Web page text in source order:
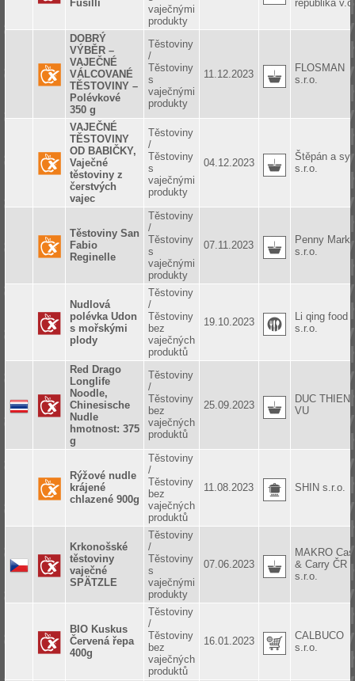
Fusilli
vaječnými
produkty
republika
DOBRÝ
VÝBĚR –
VAJEČNÉ
VÁLCOVANÉ
TĚSTOVINY –
Polévkové
350 g
Těstoviny
/
Těstoviny
s
vaječnými
produkty
11.12.2023
FLOSMAN
s.r.o.
VAJEČNÉ
TĚSTOVINY
OD BABIČKY,
Vaječné
těstoviny z
čerstvých
vajec
Těstoviny
/
Těstoviny
s
vaječnými
produkty
04.12.2023
Štěpán a syn
s.r.o.
Těstoviny San
Fabio
Reginelle
Těstoviny
/
Těstoviny
s
vaječnými
produkty
07.11.2023
Penny
s.r.o.
Nudlová
polévka Udon
s mořskými
plody
Těstoviny
/
Těstoviny
bez
vaječných
produktů
19.10.2023
Li qing food
s.r.o.
Red Drago
Longlife
Noodle,
Chinesische
Nudle
hmotnost: 375
g
Těstoviny
/
Těstoviny
bez
vaječných
produktů
25.09.2023
DUC THIEN
VU
Rýžové nudle
krájené
chlazené 900g
Těstoviny
/
Těstoviny
bez
vaječných
produktů
11.08.2023 SHIN s.r.o.
Krkonošské
těstoviny
vaječné
SPÄTZLE
Těstoviny
/
Těstoviny
s
vaječnými
produkty
07.06.2023
MAKRO
& Carry ČR
s.r.o.
BIO Kuskus
Červená řepa
400g
Těstoviny
/
Těstoviny
bez
vaječných
produktů
16.01.2023
CALBUCO
s.r.o.